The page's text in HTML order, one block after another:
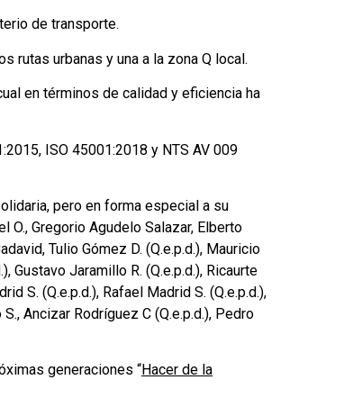
de transporte.
rutas urbanas y una a la zona Q local.
en términos de calidad y eficiencia ha
ISO 45001:2018 y NTS AV 009
pero en forma especial a su
Gregorio Agudelo Salazar, Elberto
Tulio Gómez D. (Q.e.p.d.), Mauricio
Gustavo Jaramillo R. (Q.e.p.d.), Ricaurte
S. (Q.e.p.d.), Rafael Madrid S. (Q.e.p.d.),
Ancizar Rodríguez C (Q.e.p.d.), Pedro
generaciones “Hacer de la